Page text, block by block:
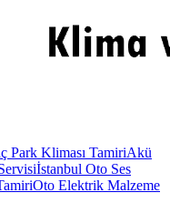
Park Kliması TamiriAkü
İstanbul Oto Ses
Oto Elektrik Malzeme